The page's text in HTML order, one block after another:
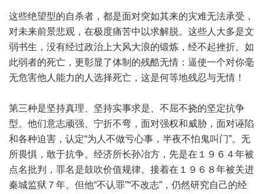
这些绝望型的自杀者，都是面对突如其来的灾难无法承受，
对未来前景悲观，在极度痛苦中以求解脱。这些人大多是文
弱书生，没有经过政治上大风大浪的锻炼，经不起挫折。如
此弱者的死亡，更彰显了体制的残酷无情：逼使一个对你毫
无危害他人能力的人选择死亡，这是何等地残忍与无情！
第三种是坚持真理、坚持实事求是、不屈不挠的坚定抗争
型。他们意志顽强、宁折不弯，面对强权和威胁，面对诬陷
和各种迫害，认定“为人不做亏心事，半夜不怕鬼叫门”。无
所畏惧，敢于抗争。经济所长孙冶方，先是在１９６４年被
点名批判，罪名是鼓吹价值规律。接着在１９６８年被关进
秦城监狱７年。但他“不认罪”“不改志”，仍然研究自己的经